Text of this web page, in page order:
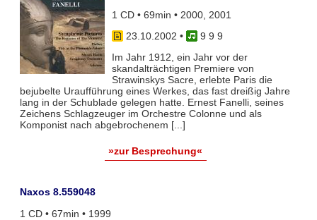
1 CD • 69min • 2000, 2001
23.10.2002 •
9 9 9
Im Jahr 1912, ein Jahr vor der
skandalträchtigen Premiere von
Strawinskys Sacre, erlebte Paris die
bejubelte Uraufführung eines Werkes, das fast dreißig Jahre
lang in der Schublade gelegen hatte. Ernest Fanelli, seines
Zeichens Schlagzeuger im Orchestre Colonne und als
Komponist nach abgebrochenem [...]
»zur Besprechung«
Naxos 8.559048
1 CD • 67min • 1999